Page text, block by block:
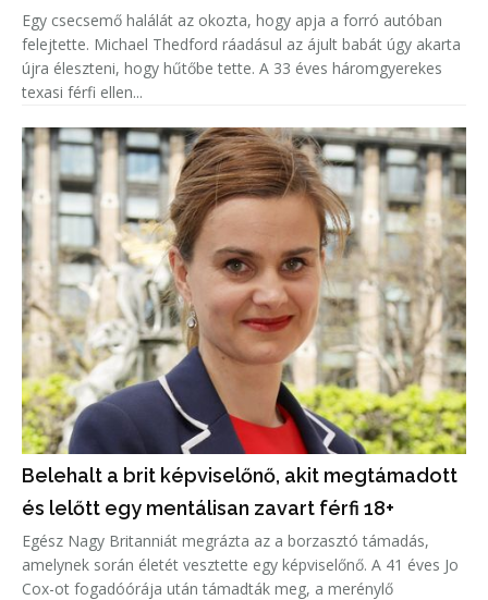
Egy csecsemő halálát az okozta, hogy apja a forró autóban
felejtette. Michael Thedford ráadásul az ájult babát úgy akarta
újra éleszteni, hogy hűtőbe tette. A 33 éves háromgyerekes
texasi férfi ellen...
Belehalt a brit képviselőnő, akit megtámadott
és lelőtt egy mentálisan zavart férfi 18+
Egész Nagy Britanniát megrázta az a borzasztó támadás,
amelynek során életét vesztette egy képviselőnő. A 41 éves Jo
Cox-ot fogadóórája után támadták meg, a merénylő